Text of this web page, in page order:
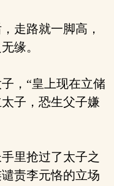
走路就一脚高，
缘。
，“皇上现在立储
子，恐生父子嫌
里抢过了太子之
责李元恪的立场